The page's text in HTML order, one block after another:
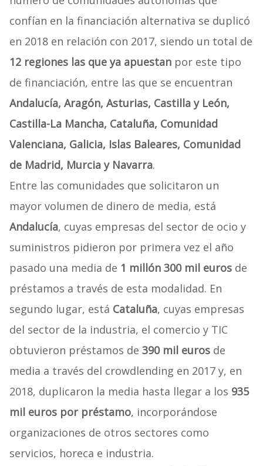
confían en la financiación alternativa se duplicó
en 2018 en relación con 2017, siendo un total de
12 regiones las que ya apuestanpor este tipo
de financiación, entre las que se encuentran
Andalucía, Aragón, Asturias, Castilla y León,
Castilla-La Mancha, Cataluña, Comunidad
Valenciana, Galicia, Islas Baleares, Comunidad
de Madrid, Murcia y Navarra.
Entre las comunidades que solicitaron un
mayor volumen de dinero de media, está
Andalucía, cuyas empresas del sector de ocio y
suministros pidieron por primera vez el año
pasado una media de 1 millón 300 mil eurosde
préstamos a través de esta modalidad. En
segundo lugar, está Cataluña, cuyas empresas
del sector de la industria, el comercio y TIC
obtuvieron préstamos de 390 mil eurosde
media a través del crowdlending en 2017 y, en
2018, duplicaron la media hasta llegar a los 935
mil euros por préstamo, incorporándose
organizaciones de otros sectores como
servicios, horeca e industria.